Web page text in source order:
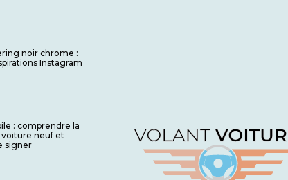
noir chrome :
Instagram
: comprendre la
neuf et
signer